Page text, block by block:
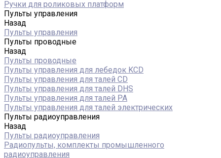
Ручки для роликовых платформ
Пульты управления
Назад
Пульты управления
Пульты проводные
Назад
Пульты проводные
Пульты управления для лебедок KCD
Пульты управления для талей CD
Пульты управления для талей DHS
Пульты управления для талей РА
Пульты управления для талей электрических
Пульты радиоуправления
Назад
Пульты радиоуправления
Радиопульты, комплекты промышленного
радиоуправления